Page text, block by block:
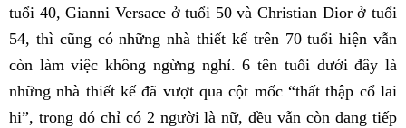
tuổi 40, Gianni Versace ở tuổi 50 và Christian Dior ở tuổi
54, thì cũng có những nhà thiết kế trên 70 tuổi hiện vẫn
còn làm việc không ngừng nghỉ. 6 tên tuổi dưới đây là
những nhà thiết kế đã vượt qua cột mốc “thất thập cổ lai
hi”, trong đó chỉ có 2 người là nữ, đều vẫn còn đang tiếp